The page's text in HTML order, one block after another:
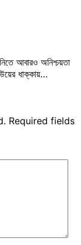
আবারও অনিশ্চয়তা
ধাক্কায়…
Required fields